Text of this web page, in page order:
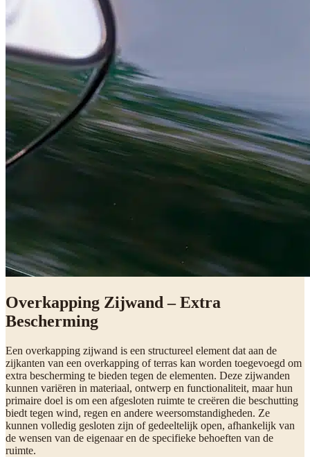
Overkapping Zijwand – Extra
Bescherming
Een overkapping zijwand is een structureel element dat aan de
zijkanten van een overkapping of terras kan worden toegevoegd om
extra bescherming te bieden tegen de elementen. Deze zijwanden
kunnen variëren in materiaal, ontwerp en functionaliteit, maar hun
primaire doel is om een afgesloten ruimte te creëren die beschutting
biedt tegen wind, regen en andere weersomstandigheden. Ze
kunnen volledig gesloten zijn of gedeeltelijk open, afhankelijk van
de wensen van de eigenaar en de specifieke behoeften van de
ruimte.